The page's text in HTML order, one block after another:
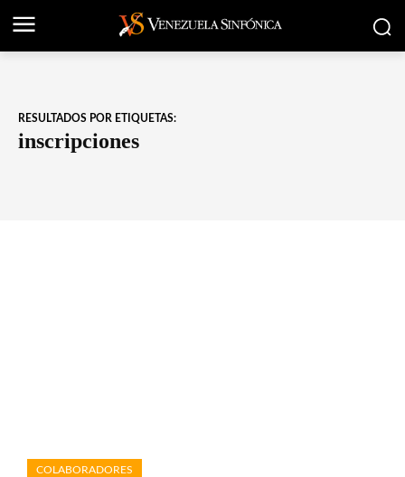
RESULTADOS POR ETIQUETAS:
inscripciones
COLABORADORES